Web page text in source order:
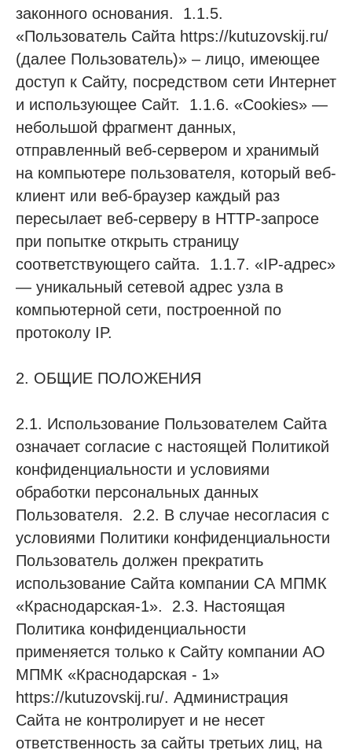
законного основания. 1.1.5.
«Пользователь Сайта https://kutuzovskij.ru/
(далее Пользователь)» – лицо, имеющее
доступ к Сайту, посредством сети Интернет
и использующее Сайт. 1.1.6. «Cookies» —
небольшой фрагмент данных,
отправленный веб-сервером и хранимый
на компьютере пользователя, который веб-
клиент или веб-браузер каждый раз
пересылает веб-серверу в HTTP-запросе
при попытке открыть страницу
соответствующего сайта. 1.1.7. «IP-адрес»
— уникальный сетевой адрес узла в
компьютерной сети, построенной по
протоколу IP.
2. ОБЩИЕ ПОЛОЖЕНИЯ
2.1. Использование Пользователем Сайта
означает согласие с настоящей Политикой
конфиденциальности и условиями
обработки персональных данных
Пользователя. 2.2. В случае несогласия с
условиями Политики конфиденциальности
Пользователь должен прекратить
использование Сайта компании СА МПМК
«Краснодарская-1». 2.3. Настоящая
Политика конфиденциальности
применяется только к Сайту компании АО
МПМК «Краснодарская - 1»
https://kutuzovskij.ru/. Администрация
Сайта не контролирует и не несет
ответственность за сайты третьих лиц, на